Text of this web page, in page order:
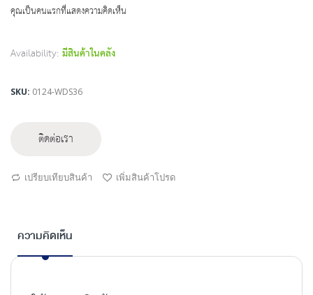
คุณเป็นคนแรกที่แสดงความคิดเห็น
Availability: มีสินค้าในคลัง
SKU 0124-WDS36
ติดต่อเรา
เปรียบเทียบสินค้า เพิ่มสินค้าโปรด
ความคิดเห็น